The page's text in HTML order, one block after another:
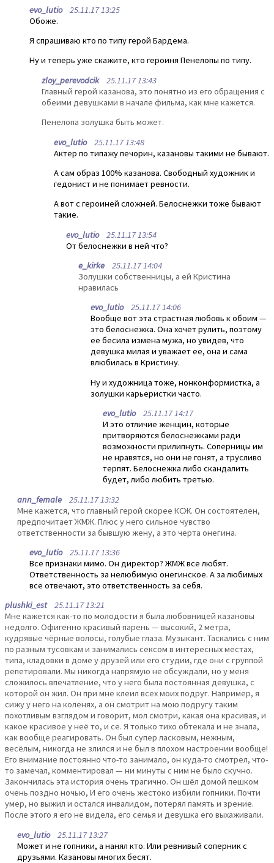
evo_lutio25.11.17 13:25
Обоже.
Я спрашиваю кто по типу герой Бардема.
Ну и теперь уже скажите, кто героиня Пенелопы по типу.
zloy_perevodcik25.11.17 13:43
Главный герой казанова, это понятно из его обращения с
обеими девушками в начале фильма, как мне кажется.
Пенелопа золушка быть может.
evo_lutio25.11.17 13:48
Актер по типажу печорин, казановы такими не бывают.
А сам образ 100% казанова. Свободный художник и
гедонист и не понимает ревности.
А вот с героиней сложней. Белоснежки тоже бывают
такие.
evo_lutio25.11.17 13:54
От белоснежки в ней что?
e_kirke 25.11.17 14:04
Золушки собственницы, а ей Кристина
нравилась
evo_lutio25.11.17 14:06
Вообще вот эта страстная любовь к обоим —
это белоснежка. Она хочет рулить, поэтому
ее бесила измена мужа, но увидев, что
девушка милая и уважает ее, она и сама
влюбилась в Кристину.
Ну и художница тоже, нонконформистка, а
золушки карьеристки часто.
evo_lutio25.11.17 14:17
И это отличие женщин, которые
притворяются белоснежками ради
возможности прилипнуть. Соперницы им
не нравятся, но они не гонят, а трусливо
терпят. Белоснежка либо скандалить
будет, либо любить третью.
ann_female 25.11.17 13:32
Мне кажется, что главный герой скорее КСЖ. Он состоятелен,
предпочитает ЖМЖ. Плюс у него сильное чувство
ответственности за бывшую жену, а это черта онегина.
evo_lutio25.11.17 13:36
Все признаки мимо. Он директор? ЖМЖ все любят.
Ответственность за нелюбимую онегинское. А за любимых
все отвечают, это ответственность за себя.
plushki_est25.11.17 13:21
Мне кажется как-то по молодости я была любовницей казановы
недолго. Офигенно красивый парень — высокий, 2 метра,
кудрявые чёрные волосы, голубые глаза. Музыкант. Таскались с ним
по разным тусовкам и занимались сексом в интересных местах,
типа, кладовки в доме у друзей или его студии, где они с группой
репетировали. Мы никогда напрямую не обсуждали, но у меня
сложилось впечатление, что у него была постоянная девушка, с
которой он жил. Он при мне клеил всех моих подруг. Например, я
сижу у него на коленях, а он смотрит на мою подругу таким
похотливым взглядом и говорит, мол смотри, какая она красивая, и
какое красивое у неё то, и се. Я только тихо обтекала и не знала,
как вообще реагировать. Он был супер ласковым, нежным,
весёлым, никогда не злился и не был в плохом настроении вообще!
Его внимание постоянно что-то занимало, он куда-то смотрел, что-
то замечал, комментировал — ни минуты с ним не было скучно.
Закончилась эта история очень трагично. Он шёл домой пешком
очень поздно ночью, И его очень жестоко избили гопники. Почти
умер, но выжил и остался инвалидом, потерял память и зрение.
После этого я его не видела, его семья и девушка его выхаживали.
evo_lutio25.11.17 13:27
Может и не гопники, а нанял кто. Или ревнивый соперник с
друзьями. Казановы многих бесят.